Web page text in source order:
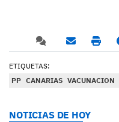
ETIQUETAS:
PP CANARIAS VACUNACION
NOTICIAS DE HOY